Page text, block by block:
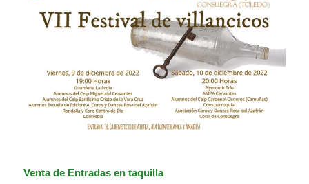
Venta de Entradas en taquilla